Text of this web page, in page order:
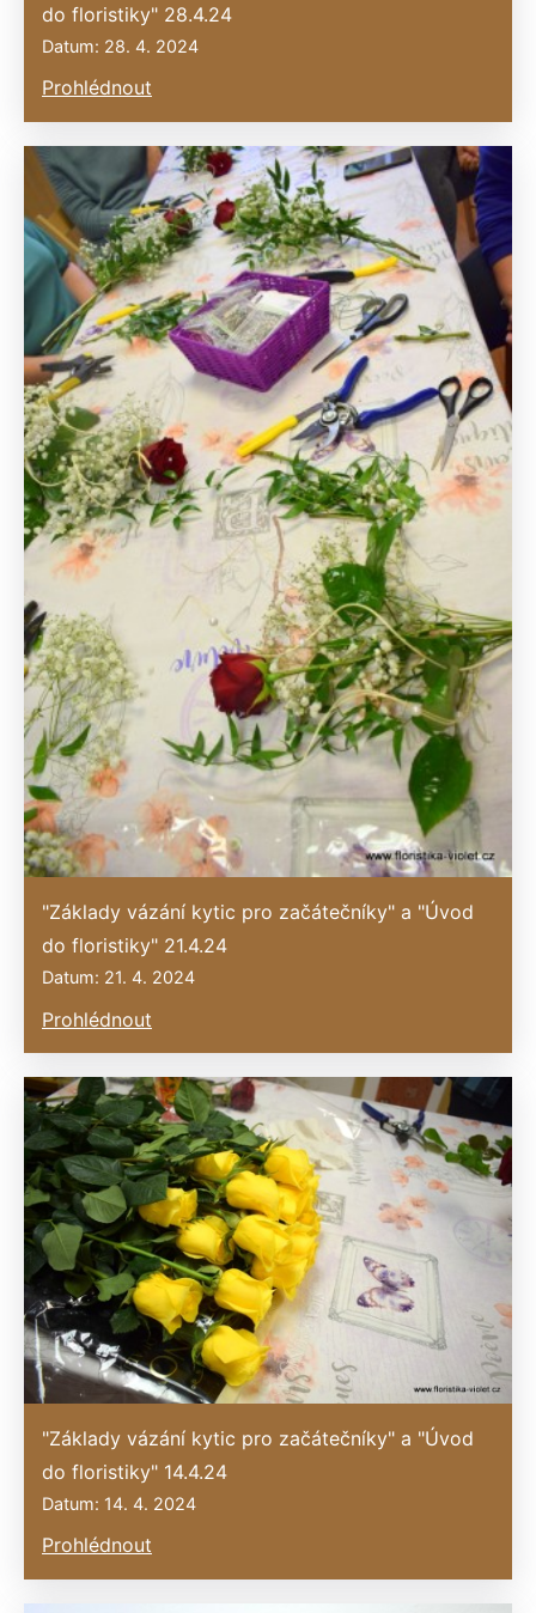
do floristiky" 28.4.24
Datum: 28. 4. 2024
Prohlédnout
"Základy vázání kytic pro začátečníky" a "Úvod
do floristiky" 21.4.24
Datum: 21. 4. 2024
Prohlédnout
"Základy vázání kytic pro začátečníky" a "Úvod
do floristiky" 14.4.24
Datum: 14. 4. 2024
Prohlédnout